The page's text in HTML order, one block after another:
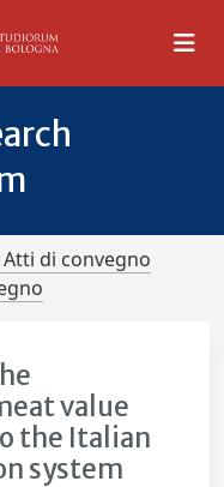
di convegno
value
the Italian
system